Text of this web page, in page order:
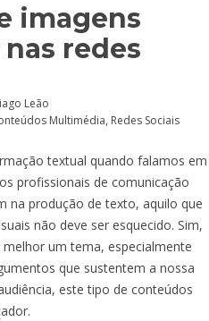
imagens
redes
Leão
Multimédia, Redes Sociais
textual quando falamos em
profissionais de comunicação
na produção de texto, aquilo que
não deve ser esquecido. Sim,
um tema, especialmente
que sustentem a nossa
este tipo de conteúdos